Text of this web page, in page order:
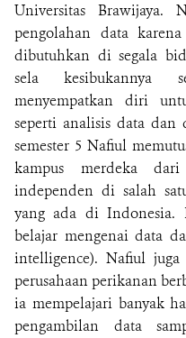
Universitas Brawijaya.
pengolahan data
dibutuhkan di segala
sela kesibukannya
menyempatkan diri
seperti analisis data
semester 5 Nafiul
kampus merdeka
independen di salah
yang ada di Indonesia.
belajar mengenai data
intelligence). Nafiul
perusahaan perikanan
ia mempelajari banyak
pengambilan data